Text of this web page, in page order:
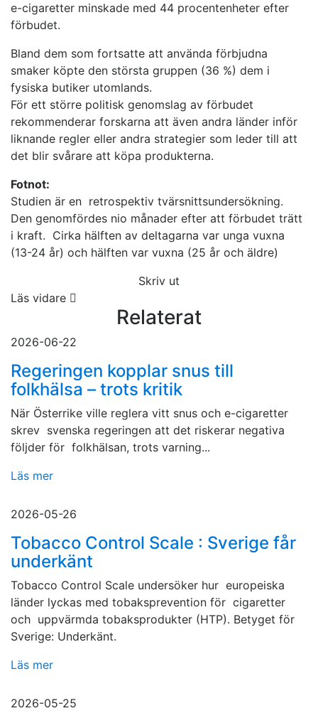
e-cigaretter minskade med 44 procentenheter efter
förbudet.
Bland dem som fortsatte att använda förbjudna
smaker köpte den största gruppen (36 %) dem i
fysiska butiker utomlands.
För ett större politisk genomslag av förbudet
rekommenderar forskarna att även andra länder inför
liknande regler eller andra strategier som leder till att
det blir svårare att köpa produkterna.
Fotnot:
Studien är en retrospektiv tvärsnittsundersökning.
Den genomfördes nio månader efter att förbudet trätt
i kraft. Cirka hälften av deltagarna var unga vuxna
(13-24 år) och hälften var vuxna (25 år och äldre)
Skriv ut
Läs vidare
Relaterat
2026-06-22
Regeringen kopplar snus till
folkhälsa – trots kritik
När Österrike ville reglera vitt snus och e-cigaretter
skrev svenska regeringen att det riskerar negativa
följder för folkhälsan, trots varning...
Läs mer
2026-05-26
Tobacco Control Scale : Sverige får
underkänt
Tobacco Control Scale undersöker hur europeiska
länder lyckas med tobaksprevention för cigaretter
och uppvärmda tobaksprodukter (HTP). Betyget för
Sverige: Underkänt.
Läs mer
2026-05-25